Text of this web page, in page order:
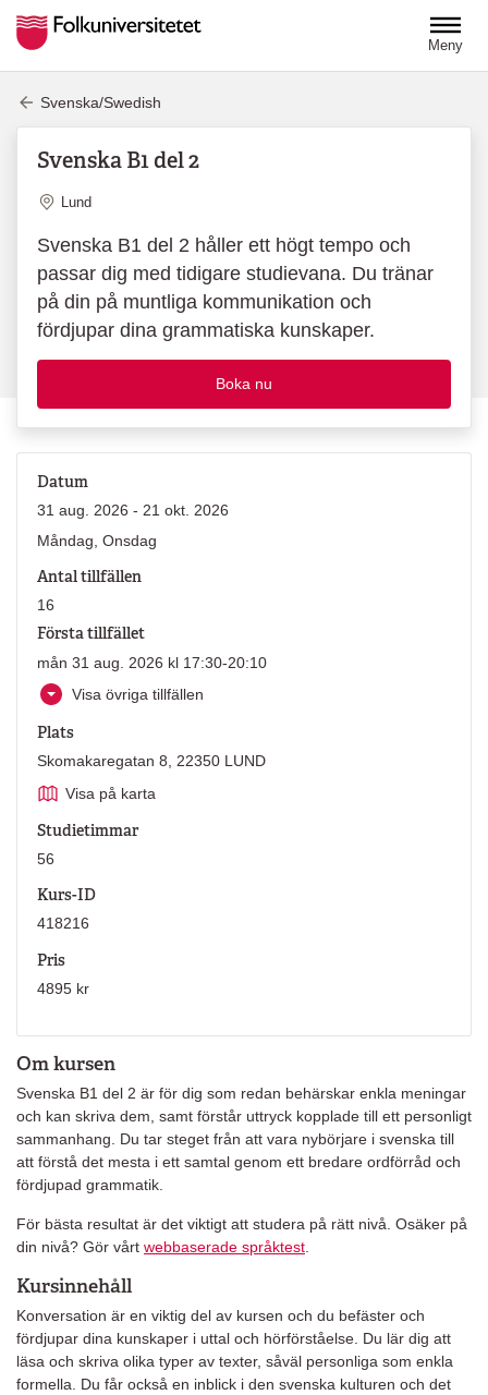
Meny
Svenska/Swedish
Svenska B1 del 2
Plats
Lund
Svenska B1 del 2 håller ett högt tempo och
passar dig med tidigare studievana. Du tränar
på din på muntliga kommunikation och
fördjupar dina grammatiska kunskaper.
Boka nu
Om kursen
Svenska B1 del 2 är för dig som redan behärskar enkla meningar
och kan skriva dem, samt förstår uttryck kopplade till ett personligt
sammanhang. Du tar steget från att vara nybörjare i svenska till
att förstå det mesta i ett samtal genom ett bredare ordförråd och
fördjupad grammatik.
För bästa resultat är det viktigt att studera på rätt nivå. Osäker på
din nivå? Gör vårt webbaserade språktest
Kursinnehåll
Konversation är en viktig del av kursen och du befäster och
fördjupar dina kunskaper i uttal och hörförståelse. Du lär dig att
läsa och skriva olika typer av texter, såväl personliga som enkla
formella. Du får också en inblick i den svenska kulturen och det
Datum
31 aug. 2026 - 21 okt. 2026
Måndag, Onsdag
Antal tillfällen
16
Första tillfället
mån 31 aug. 2026 kl 17:30-20:10
Visa övriga tillfällen
Plats
Skomakaregatan 8, 22350 LUND
Visa på karta
Studietimmar
56
Kurs-ID
418216
Pris
4895 kr